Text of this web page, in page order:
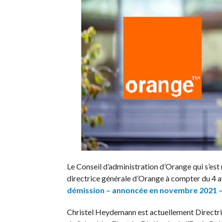
Le Conseil d’administration d’Orange qui
directrice générale d’Orange à compter du 4
démission – annoncée en novembre
Christel Heydemann est actuellement